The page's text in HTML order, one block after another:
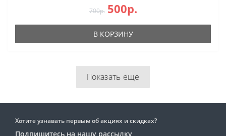
700р. 500р.
В КОРЗИНУ
Показать еще
Хотите узнавать первым об акциях и скидках?
Подпишитесь на нашу рассылку